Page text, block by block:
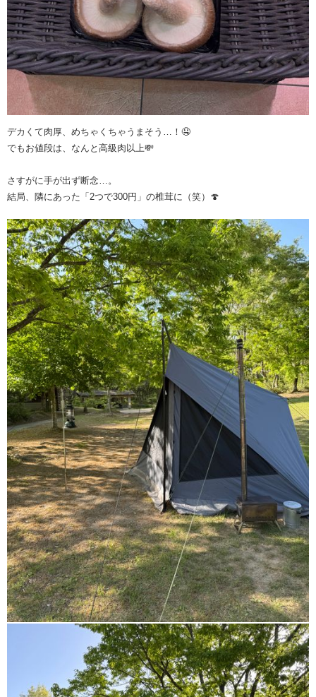
デカくて肉厚、めちゃくちゃうまそう…！🤤
でもお値段は、なんと高級肉以上💸
さすがに手が出ず断念…。
結局、隣にあった「2つで300円」の椎茸に（笑）🍄